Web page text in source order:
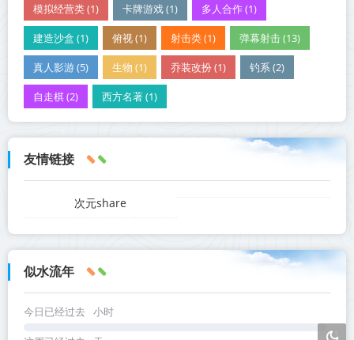
模拟经营类 (1) 卡牌游戏 (1) 多人合作 (1)
建造沙盒 (1) 俯视 (1) 射击类 (1) 弹幕射击 (13)
真人影游 (5) 生物 (1) 乔装改扮 (1) 钓系 (2)
自走棋 (2) 西方名著 (1)
友情链接
次元share
似水流年
今日已经过去 小时